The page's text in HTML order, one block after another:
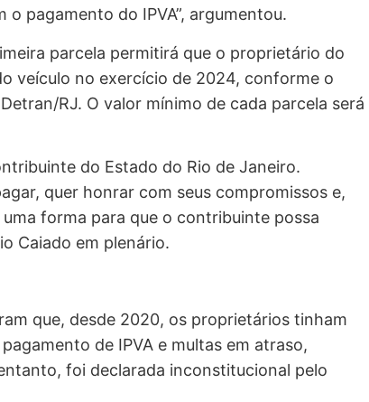
pagamento do IPVA”, argumentou.
parcela permitirá que o proprietário do
veículo no exercício de 2024, conforme o
RJ. O valor mínimo de cada parcela será
do Estado do Rio de Janeiro.
quer honrar com seus compromissos e,
forma para que o contribuinte possa
Caiado em plenário.
que, desde 2020, os proprietários tinham
de IPVA e multas em atraso,
foi declarada inconstitucional pelo